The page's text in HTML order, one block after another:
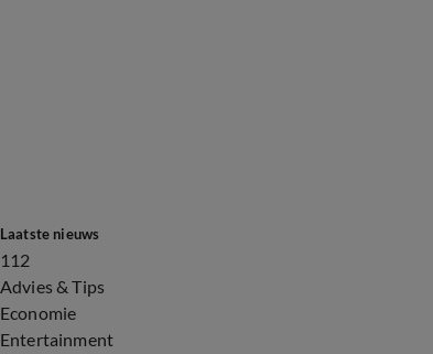
Laatste nieuws
112
Advies & Tips
Economie
Entertainment